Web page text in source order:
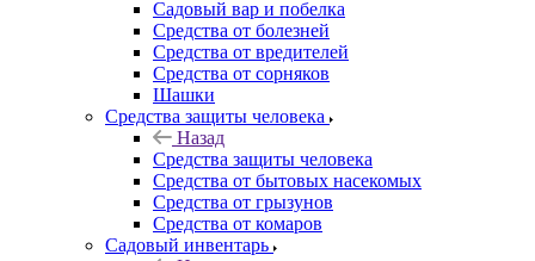
Садовый вар и побелка
Средства от болезней
Средства от вредителей
Средства от сорняков
Шашки
Средства защиты человека
Назад
Средства защиты человека
Средства от бытовых насекомых
Средства от грызунов
Средства от комаров
Садовый инвентарь